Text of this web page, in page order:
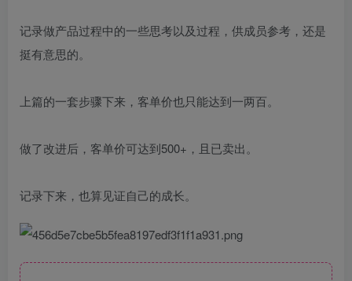
记录做产品过程中的一些思考以及过程，供成员参考，还是
挺有意思的。
上篇的一套步骤下来，客单价也只能达到一两百。
做了改进后，客单价可达到500+，且已卖出。
记录下来，也算见证自己的成长。